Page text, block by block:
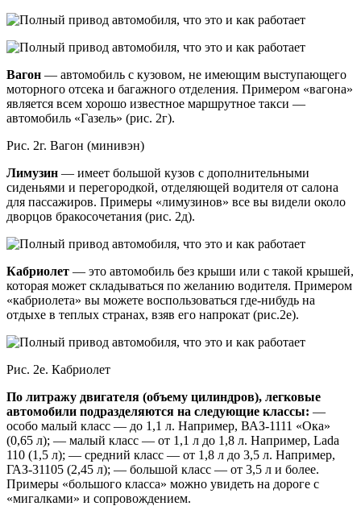
Вагон — автомобиль с кузовом, не имеющим выступающего
моторного отсека и багажного отделения. Примером «вагона»
является всем хорошо известное маршрутное такси —
автомобиль «Газель» (рис. 2г).
Рис. 2г. Вагон (минивэн)
Лимузин — имеет большой кузов с дополнительными
сиденьями и перегородкой, отделяющей водителя от салона
для пассажиров. Примеры «лимузинов» все вы видели около
дворцов бракосочетания (рис. 2д).
Кабриолет — это автомобиль без крыши или с такой крышей,
которая может складываться по желанию водителя. Примером
«кабриолета» вы можете воспользоваться где-нибудь на
отдыхе в теплых странах, взяв его напрокат (рис.2е).
Рис. 2е. Кабриолет
По литражу двигателя (объему цилиндров), легковые
автомобили подразделяются на следующие классы: —
особо малый класс — до 1,1 л. Например, ВАЗ-1111 «Ока»
(0,65 л); — малый класс — от 1,1 л до 1,8 л. Например, Lada
110 (1,5 л); — средний класс — от 1,8 л до 3,5 л. Например,
ГАЗ-31105 (2,45 л); — большой класс — от 3,5 л и более.
Примеры «большого класса» можно увидеть на дороге с
«мигалками» и сопровождением.